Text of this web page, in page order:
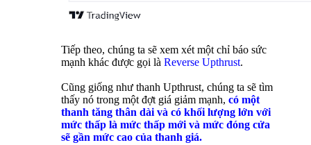
Tiếp theo, chúng ta sẽ xem xét một chỉ báo sức
mạnh khác được gọi là Reverse Upthrust.
Cũng giống như thanh Upthrust, chúng ta sẽ tìm
thấy nó trong một đợt giá giảm mạnh, có một
thanh tăng thân dài và có khối lượng lớn với
mức thấp là mức thấp mới và mức đóng cửa
sẽ gần mức cao của thanh giá.